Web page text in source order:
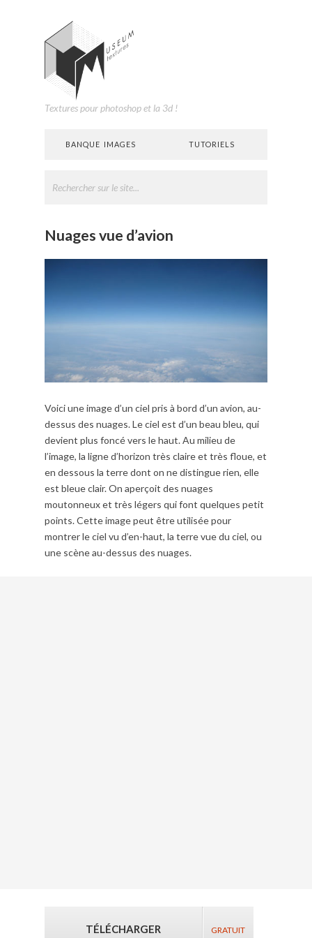
Textures pour photoshop et la 3d !
BANQUE IMAGES TUTORIELS
Nuages vue d’avion
Voici une image d’un ciel pris à bord d’un avion, au-
dessus des nuages. Le ciel est d’un beau bleu, qui
devient plus foncé vers le haut. Au milieu de
l’image, la ligne d’horizon très claire et très floue, et
en dessous la terre dont on ne distingue rien, elle
est bleue clair. On aperçoit des nuages
moutonneux et très légers qui font quelques petit
points. Cette image peut être utilisée pour
montrer le ciel vu d’en-haut, la terre vue du ciel, ou
une scène au-dessus des nuages.
TÉLÉCHARGER GRATUIT